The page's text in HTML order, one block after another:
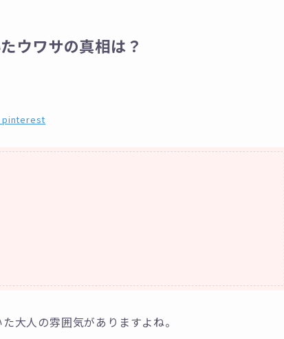
ウワサの真相は？
pinterest
大人の雰囲気がありますよね。